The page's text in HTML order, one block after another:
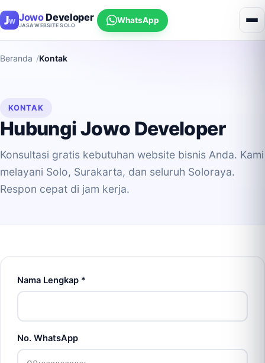
JowoDeveloper
JASA WEBSITE SOLO
WhatsApp
Beranda Kontak
KONTAK
Hubungi Jowo Developer
Konsultasi gratis kebutuhan website bisnis Anda. Kami
melayani Solo, Surakarta, dan seluruh Soloraya.
Respon cepat di jam kerja.
Nama Lengkap *
No. WhatsApp